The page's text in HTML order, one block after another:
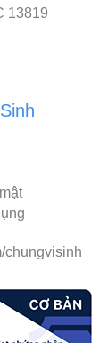
13819
chungvisinh